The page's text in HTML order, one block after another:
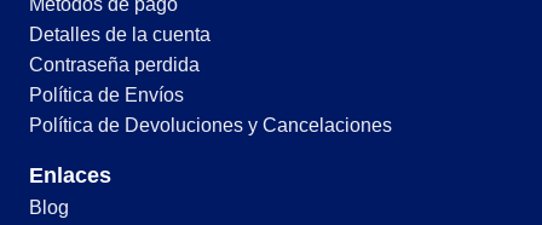
Detalles de la cuenta
Contraseña perdida
Política de Envíos
Política de Devoluciones y Cancelaciones
Enlaces
Blog